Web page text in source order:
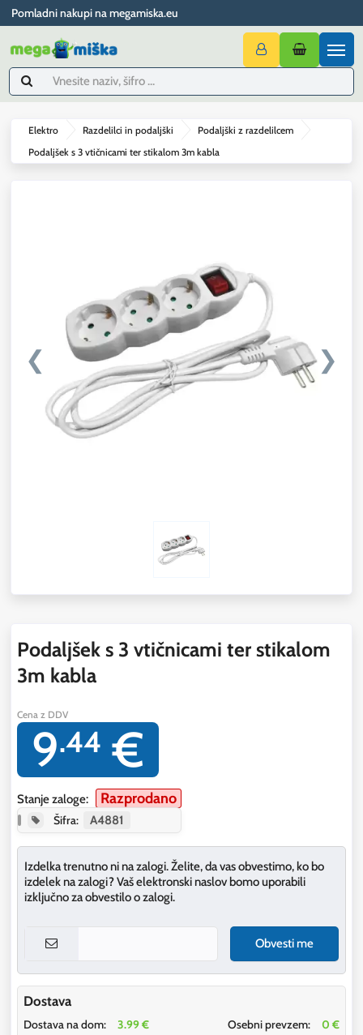
Pomladni nakupi na megamiska.eu
Elektro Razdelilci in podaljški
Podaljški z razdelilcem
Podaljšek s 3 vtičnicami ter stikalom 3m kabla
❮ ❯
Podaljšek s 3 vtičnicami ter stikalom
3m kabla
Cena z DDV
9.44 €
Stanje zaloge: Razprodano
Šifra: A4881
Izdelka trenutno ni na zalogi. Želite, da vas obvestimo, ko bo
izdelek na zalogi? Vaš elektronski naslov bomo uporabili
izključno za obvestilo o zalogi.
Obvesti me
Dostava
Dostava na dom: 3.99 € Osebni prevzem: 0 €